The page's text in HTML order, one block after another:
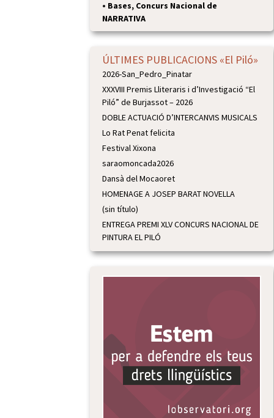
• Bases, Concurs Nacional de
NARRATIVA
ÚLTIMES PUBLICACIONS «El Piló»
2026-San_Pedro_Pinatar
XXXVIII Premis Lliteraris i d’Investigació “El
Piló” de Burjassot – 2026
DOBLE ACTUACIÓ D’INTERCANVIS MUSICALS
Lo Rat Penat felicita
Festival Xixona
saraomoncada2026
Dansà del Mocaoret
HOMENAGE A JOSEP BARAT NOVELLA
(sin título)
ENTREGA PREMI XLV CONCURS NACIONAL DE
PINTURA EL PILÓ